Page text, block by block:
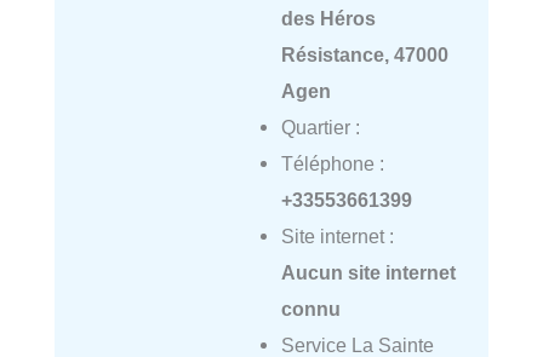
des Héros
Résistance, 47000
Agen
Quartier :
Téléphone :
+33553661399
Site internet :
Aucun site internet
connu
Service La Sainte